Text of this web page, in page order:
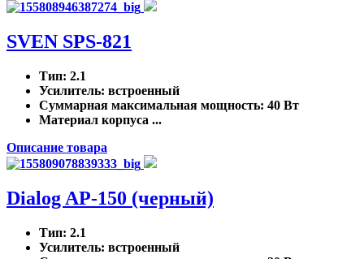
SVEN SPS-821
Тип: 2.1
Усилитель: встроенный
Суммарная максимальная мощность: 40 Вт
Материал корпуса ...
Описание товара
Dialog AP-150 (черный)
Тип: 2.1
Усилитель: встроенный